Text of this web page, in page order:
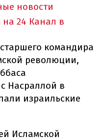
новости
24 Канал в
командира
революции,
Насраллой в
израильские
Исламской